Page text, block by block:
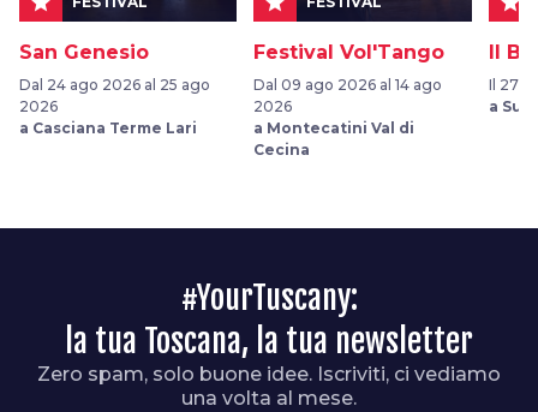
San Genesio
Dal 24 ago 2026 al 25 ago
2026
a Casciana Terme Lari
Festival Vol'Tango
Dal 09 ago 2026 al 14 ago
2026
a Montecatini Val di
Cecina
Il
Il 27
a
#YourTuscany:
la tua Toscana, la tua newsletter
Zero spam, solo buone idee. Iscriviti, ci vediamo
una volta al mese.